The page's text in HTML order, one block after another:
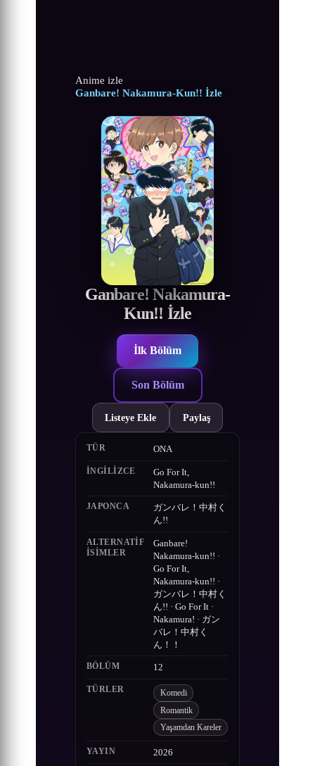
Anime izle
Ganbare! Nakamura-Kun!! İzle
Ganbare! Nakamura-
Kun!! İzle
İlk Bölüm
Son Bölüm
Listeye Ekle Paylaş
TÜR ONA
İNGILIZCE
Go For It,
Nakamura-kun!!
JAPONCA
ガンバレ！中村く
ん!!
ALTERNATIF
ISIMLER
Ganbare!
Nakamura-kun!! ·
Go For It,
Nakamura-kun!! ·
ガンバレ！中村く
ん!! · Go For It ·
Nakamura! · ガン
バレ！中村く
ん！！
BÖLÜM 12
TÜRLER Komedi
Romantik
Yaşamdan Kareler
YAYIN 2026